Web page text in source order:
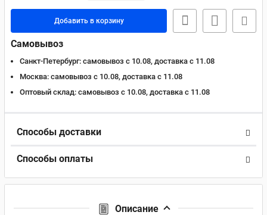
Добавить в корзину
Самовывоз
Санкт-Петербург: самовывоз с 10.08, доставка c 11.08
Москва: самовывоз с 10.08, доставка c 11.08
Оптовый склад: самовывоз с 10.08, доставка c 11.08
Способы доставки
Способы оплаты
Описание